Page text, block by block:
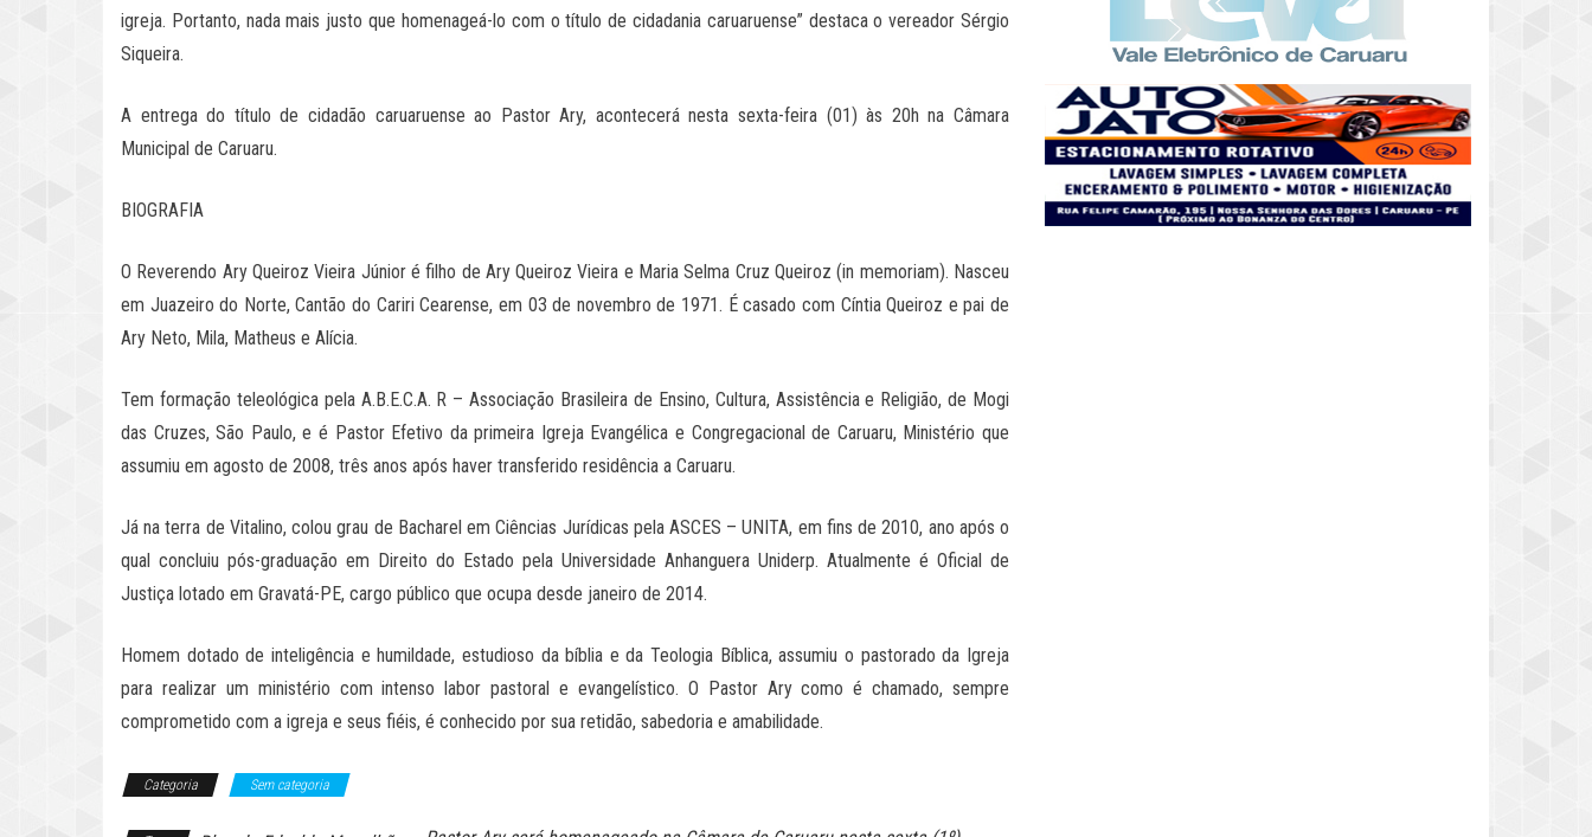
igreja. Portanto, nada mais justo que homenageá-lo com o título de cidadania caruaruense” destaca o vereador Sérgio
Siqueira.
A entrega do título de cidadão caruaruense ao Pastor Ary, acontecerá nesta sexta-feira (01) às 20h na Câmara
Municipal de Caruaru.
BIOGRAFIA
O Reverendo Ary Queiroz Vieira Júnior é filho de Ary Queiroz Vieira e Maria Selma Cruz Queiroz (in memoriam). Nasceu
em Juazeiro do Norte, Cantão do Cariri Cearense, em 03 de novembro de 1971. É casado com Cíntia Queiroz e pai de
Ary Neto, Mila, Matheus e Alícia.
Tem formação teleológica pela A.B.E.C.A. R – Associação Brasileira de Ensino, Cultura, Assistência e Religião, de Mogi
das Cruzes, São Paulo, e é Pastor Efetivo da primeira Igreja Evangélica e Congregacional de Caruaru, Ministério que
assumiu em agosto de 2008, três anos após haver transferido residência a Caruaru.
Já na terra de Vitalino, colou grau de Bacharel em Ciências Jurídicas pela ASCES – UNITA, em fins de 2010, ano após o
qual concluiu pós-graduação em Direito do Estado pela Universidade Anhanguera Uniderp. Atualmente é Oficial de
Justiça lotado em Gravatá-PE, cargo público que ocupa desde janeiro de 2014.
Homem dotado de inteligência e humildade, estudioso da bíblia e da Teologia Bíblica, assumiu o pastorado da Igreja
para realizar um ministério com intenso labor pastoral e evangelístico. O Pastor Ary como é chamado, sempre
comprometido com a igreja e seus fiéis, é conhecido por sua retidão, sabedoria e amabilidade.
Categoria Sem categoria